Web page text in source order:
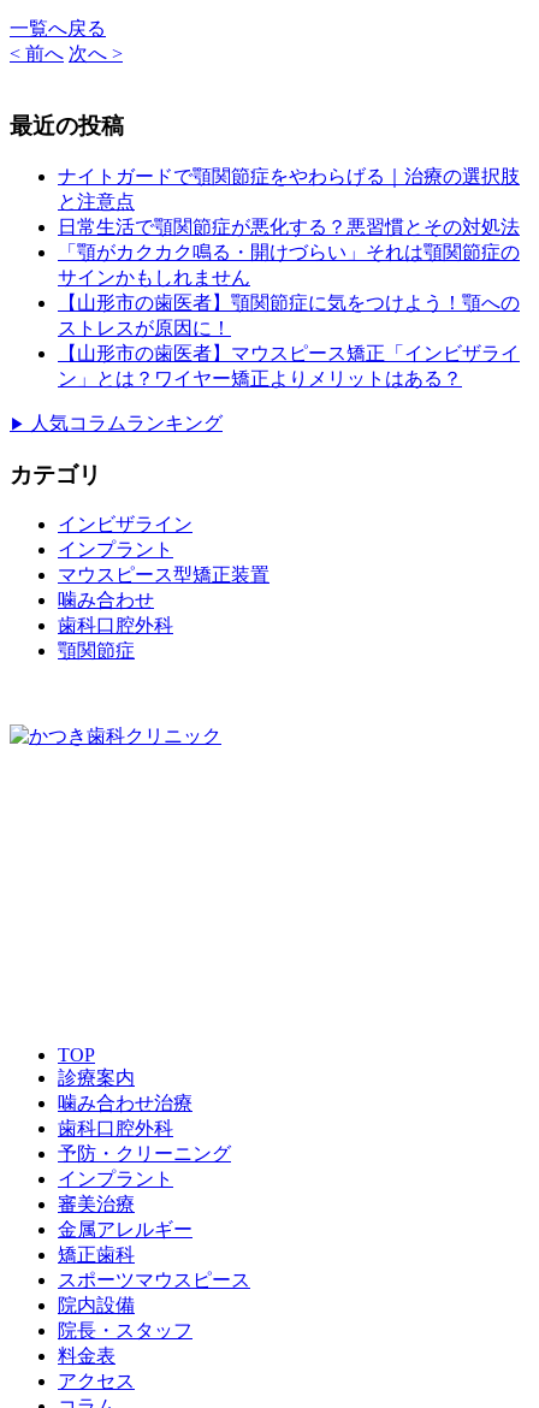
一覧へ戻る
< 前へ 次へ >
最近の投稿
ナイトガードで顎関節症をやわらげる｜治療の選択肢
と注意点
日常生活で顎関節症が悪化する？悪習慣とその対処法
「顎がカクカク鳴る・開けづらい」それは顎関節症の
サインかもしれません
【山形市の歯医者】顎関節症に気をつけよう！顎への
ストレスが原因に！
【山形市の歯医者】マウスピース矯正「インビザライ
ン」とは？ワイヤー矯正よりメリットはある？
▶ 人気コラムランキング
カテゴリ
インビザライン
インプラント
マウスピース型矯正装置
噛み合わせ
歯科口腔外科
顎関節症
TOP
診療案内
噛み合わせ治療
歯科口腔外科
予防・クリーニング
インプラント
審美治療
金属アレルギー
矯正歯科
スポーツマウスピース
院内設備
院長・スタッフ
料金表
アクセス